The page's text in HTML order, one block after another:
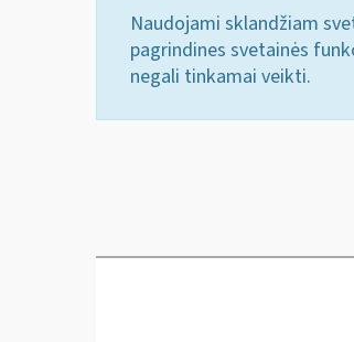
Naudojami sklandžiam
pagrindines svetainės
negali tinkamai veikti.